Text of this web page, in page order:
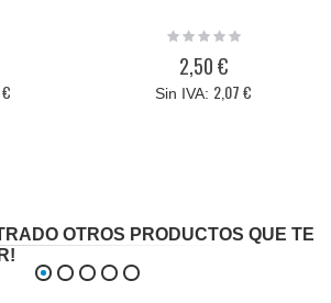
Rating:
2,50 €
2,07 €
OTROS PRODUCTOS QUE TE